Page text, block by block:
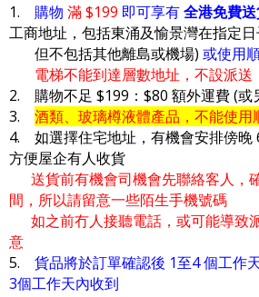
1. 購物 滿 $199 即可享有全港免費
工商地址，包括東涌及愉景灣在指定日
但不包括其他離島或機場) 或使用
電梯不能到達層數地址，不設派送
2. 購物不足 $199：$80 額外運費 (或
3. 酒類、玻璃樽液體產品，不能使用
4. 如選擇住宅地址，有機會安排傍晚
方便屋企有人收貨
送貨前有機會司機會先聯絡客人，
間，所以請留意一些陌生手機號碼
如之前冇人接聽電話，或可能導致
意
5. 貨品將於訂單確認後 1至4 個工作
3個工作天內收到